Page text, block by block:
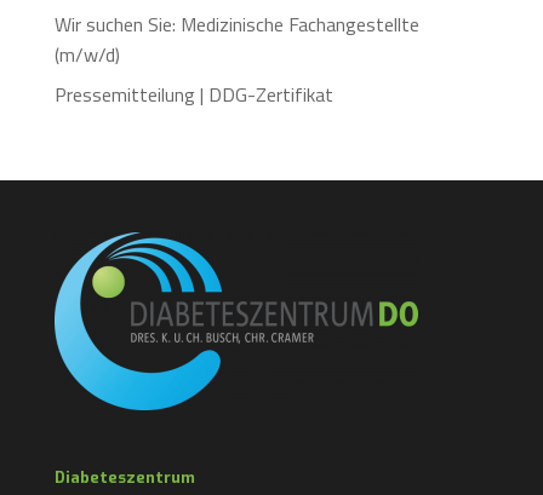
Wir suchen Sie: Medizinische Fachangestellte
(m/w/d)
Pressemitteilung | DDG-Zertifikat
Diabeteszentrum